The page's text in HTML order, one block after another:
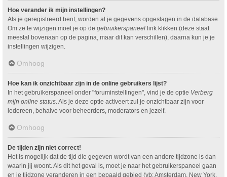
Hoe verander ik mijn instellingen?
Als je geregistreerd bent, worden al je gegevens opgeslagen in de database.
Om ze te wijzigen moet je op de gebruikerspaneel link klikken (deze staat
meestal bovenaan op de pagina, maar dit kan verschillen), daarna kun je je
instellingen wijzigen.
Omhoog
Hoe kan ik onzichtbaar zijn in de online gebruikers lijst?
In het gebruikerspaneel onder "foruminstellingen", vind je de optie Verberg
mijn online status . Als je deze optie activeert zul je onzichtbaar zijn voor
iedereen, behalve voor beheerders, moderators en jezelf.
Omhoog
De tijden zijn niet correct!
Het is mogelijk dat de tijd die gegeven wordt van een andere tijdzone is dan
waarin jij woont. Als dit het geval is, moet je naar het gebruikerspaneel gaan
en je tijdzone veranderen in een bepaald gebied (vb: Amsterdam, New York,